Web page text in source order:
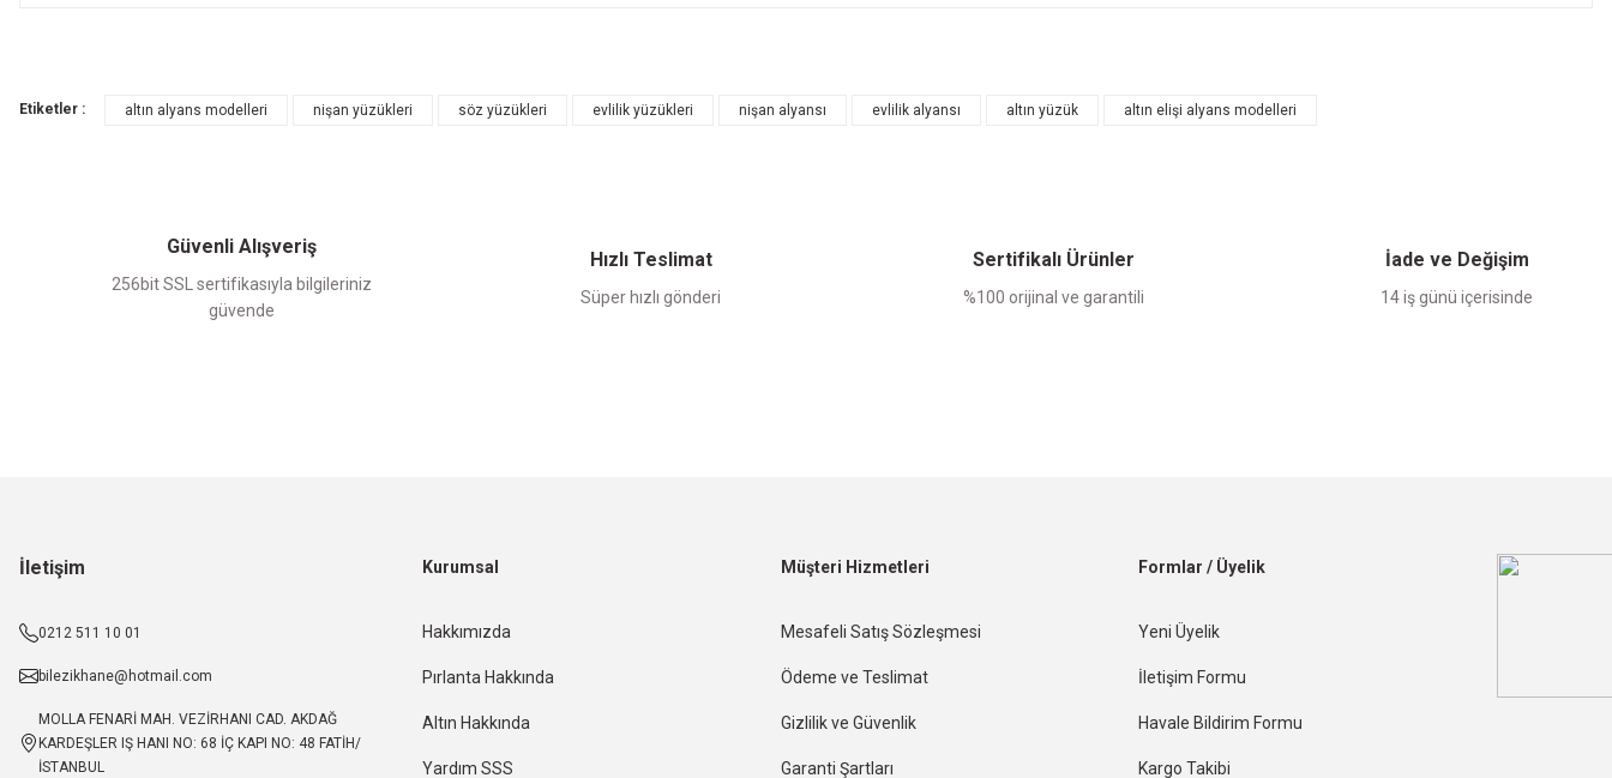
Etiketler : altın alyans modelleri nişan yüzükleri söz yüzükleri evlilik yüzükleri nişan alyansı evlilik alyansı altın yüzük altın elişi alyans modelleri
Güvenli Alışveriş
256bit SSL sertifikasıyla bilgileriniz
güvende
Hızlı Teslimat
Süper hızlı gönderi
Sertifikalı Ürünler
%100 orijinal ve garantili
İade ve Değişim
14 iş günü içerisinde
İletişim
0212 511 10 01
bilezikhane@hotmail.com
MOLLA FENARİ MAH. VEZİRHANI CAD. AKDAĞ
KARDEŞLER IŞ HANI NO: 68 İÇ KAPI NO: 48 FATİH/
İSTANBUL
Kurumsal
Hakkımızda
Pırlanta Hakkında
Altın Hakkında
Yardım SSS
Müşteri Hizmetleri
Mesafeli Satış Sözleşmesi
Ödeme ve Teslimat
Gizlilik ve Güvenlik
Garanti Şartları
Formlar / Üyelik
Yeni Üyelik
İletişim Formu
Havale Bildirim Formu
Kargo Takibi